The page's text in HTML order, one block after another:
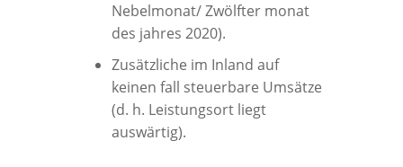
Nebelmonat/ Zwölfter monat
des jahres 2020).
Zusätzliche im Inland auf
keinen fall steuerbare Umsätze
(d. h. Leistungsort liegt
auswärtig).